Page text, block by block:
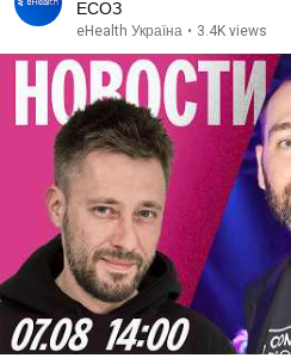
ЕСОЗ
eHealth Україна • 3.4K views